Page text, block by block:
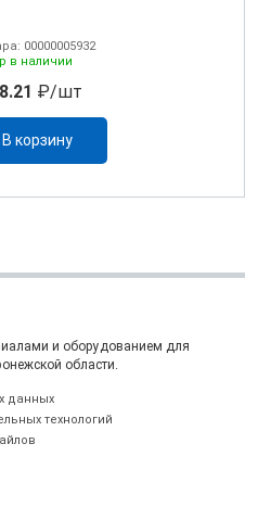
00000005932
в наличии
₽/шт
В корзину
и оборудованием для
области.
данных
технологий